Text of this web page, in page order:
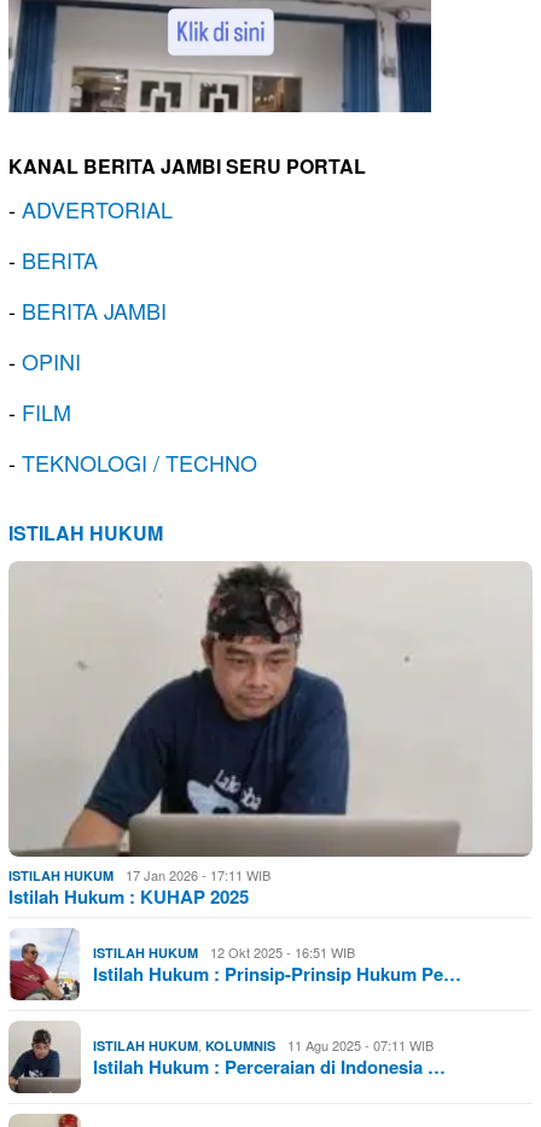
KANAL BERITA JAMBI SERU PORTAL
-ADVERTORIAL
- BERITA
- BERITA JAMBI
-OPINI
- FILM
-TEKNOLOGI / TECHNO
ISTILAH HUKUM
ISTILAH HUKUM 17 Jan 2026 - 17:11 WIB
Istilah Hukum : KUHAP 2025
ISTILAH HUKUM 12 Okt 2025 - 16:51 WIB
Istilah Hukum : Prinsip-Prinsip Hukum Pe…
ISTILAH HUKUM, KOLUMNIS 11 Agu 2025 - 07:11 WIB
Istilah Hukum : Perceraian di Indonesia …